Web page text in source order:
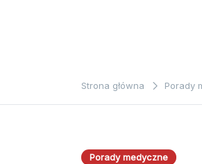
Strona główna Porady
Porady medyczne